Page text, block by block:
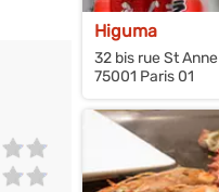
Higuma
32 bis rue St Anne
75001 Paris 01